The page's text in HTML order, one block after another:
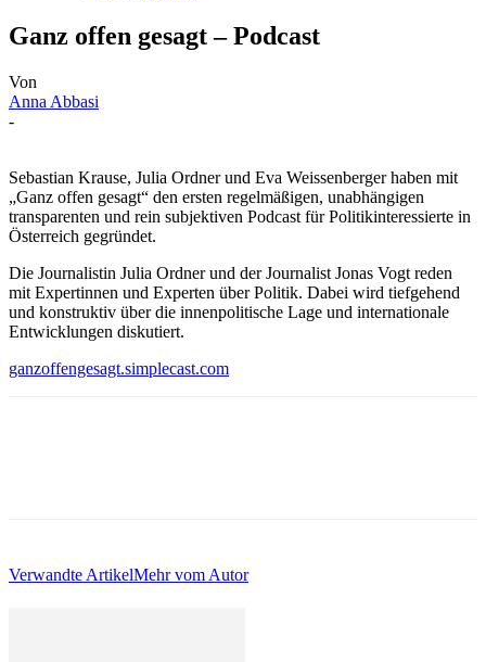
Ganz offen gesagt – Podcast
Von
Anna Abbasi
-
Sebastian Krause, Julia Ordner und Eva Weissenberger haben mit
„Ganz offen gesagt“ den ersten regelmäßigen, unabhängigen
transparenten und rein subjektiven Podcast für Politikinteressierte in
Österreich gegründet.
Die Journalistin Julia Ordner und der Journalist Jonas Vogt reden
mit Expertinnen und Experten über Politik. Dabei wird tiefgehend
und konstruktiv über die innenpolitische Lage und internationale
Entwicklungen diskutiert.
ganzoffengesagt.simplecast.com
Verwandte ArtikelMehr vom Autor